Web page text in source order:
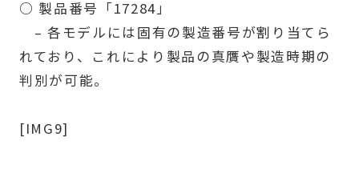
○ 製品番号「17284」
– 各モデルには固有の製造番号が割り当てら
れており、これにより製品の真贋や製造時期の
判別が可能。
[IMG9]